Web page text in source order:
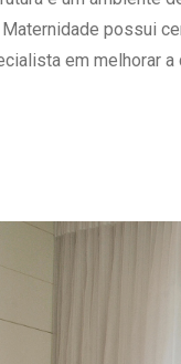
Estrutura de
Exames - Portal
possui
em melhorar